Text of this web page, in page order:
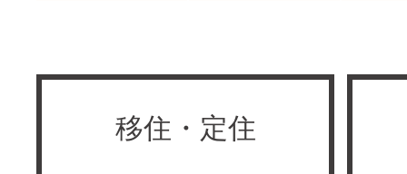
移住・定住